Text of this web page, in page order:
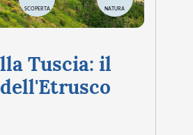
SCOPERTA NATURA
Tuscia: il